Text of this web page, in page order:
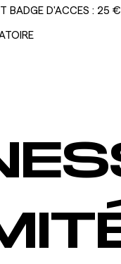
BADGE D'ACCES : 25 €